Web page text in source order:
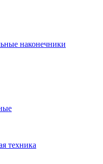
наконечники
техника